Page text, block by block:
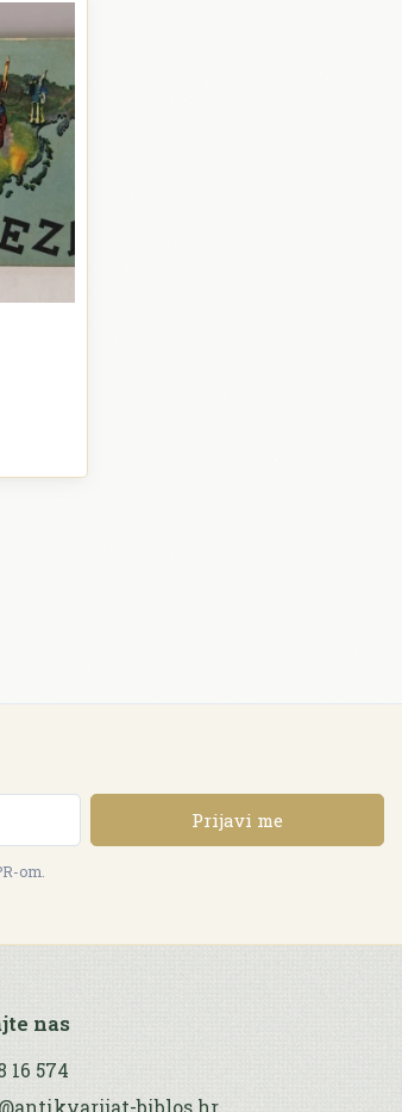
Prijavi me
om.
nas
16 574
biblos.hr